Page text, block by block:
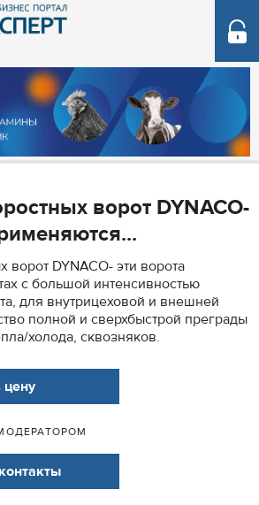
ворот DYNACO-
ворот DYNACO- эти ворота
с большой интенсивностью
для внутрицеховой и внешней
полной и сверхбыстрой преграды
холода, сквозняков.
цену